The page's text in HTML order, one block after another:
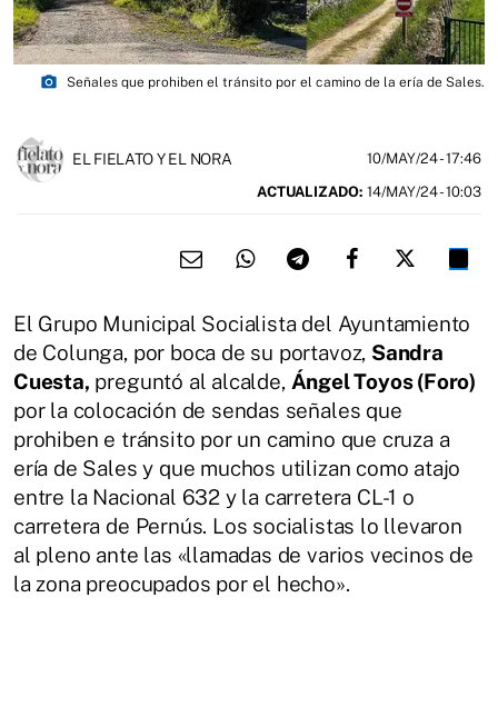
photo_camera Señales que prohiben el tránsito por el camino de la ería de Sales.
EL FIELATO Y EL NORA 10/MAY/24- 17:46
ACTUALIZADO: 14/MAY/24 - 10:03
El Grupo Municipal Socialista del Ayuntamiento
de Colunga, por boca de su portavoz, Sandra
Cuesta, preguntó al alcalde, Ángel Toyos (Foro)
por la colocación de sendas señales que
prohiben e tránsito por un camino que cruza a
ería de Sales y que muchos utilizan como atajo
entre la Nacional 632 y la carretera CL-1 o
carretera de Pernús. Los socialistas lo llevaron
al pleno ante las «llamadas de varios vecinos de
la zona preocupados por el hecho».